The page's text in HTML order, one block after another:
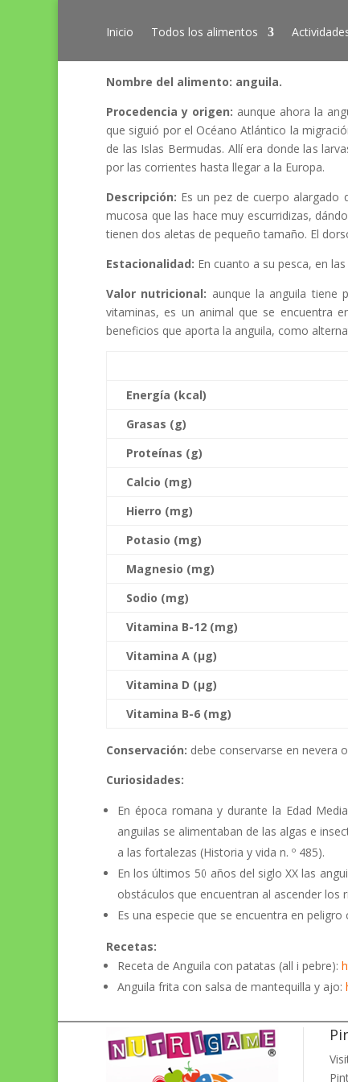
Inicio Todos los alimentos
Nombre del alimento: anguila.
Procedencia y origen: aunque ahora la
que siguió por el Océano Atlántico la
de las Islas Bermudas. Allí era donde las
por las corrientes hasta llegar a la Europa.
Descripción: Es un pez de cuerpo alargado
mucosa que las hace muy escurridizas,
tienen dos aletas de pequeño tamaño. El
Estacionalidad: En cuanto a su pesca, en
Valor nutricional: aunque la anguila tiene
vitaminas, es un animal que se encuentra
beneficios que aporta la anguila, como
Energía (kcal)
Grasas (g)
Proteínas (g)
Calcio (mg)
Hierro (mg)
Potasio (mg)
Magnesio (mg)
Sodio (mg)
Vitamina B-12 (mg)
Vitamina A (µg)
Vitamina D (µg)
Vitamina B-6 (mg)
Conservación: debe conservarse en nevera
Curiosidades:
En época romana y durante la Edad
anguilas se alimentaban de las algas e
a las fortalezas (Historia y vida n. º 485).
En los últimos 50 años del siglo XX las
obstáculos que encuentran al ascender
Es una especie que se encuentra en peligro
Recetas:
Receta de Anguila con patatas (all i pebre):
Anguila frita con salsa de mantequilla y ajo: